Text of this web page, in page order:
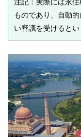
ものであり、自動
い審議を受けるとい